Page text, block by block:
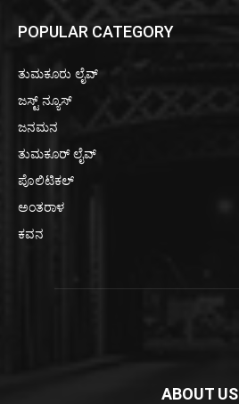
POPULAR CATEGORY
ತುಮಕೂರು ಲೈವ್
ಜಸ್ಟ್ ನ್ಯೂಸ್
ಜನಮನ
ತುಮಕೂರ್ ಲೈವ್
ಪೊಲಿಟಿಕಲ್
ಅಂತರಾಳ
ಕವನ
ABOUT US